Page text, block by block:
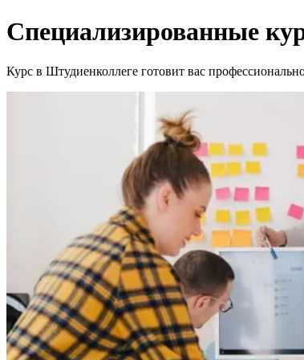
Специализированные
Курс в Штудиенколлеге готовит вас